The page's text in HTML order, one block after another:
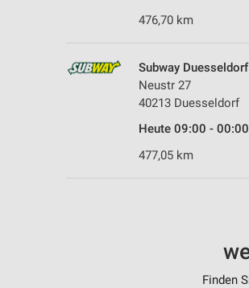
476,70 km
Subway Duesseldorf
Neustr 27
40213 Duesseldorf
Heute 09:00 -
477,05 km
Finden